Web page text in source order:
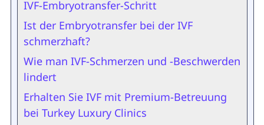
IVF-Embryotransfer-Schritt
Ist der Embryotransfer bei der IVF
schmerzhaft?
Wie man IVF-Schmerzen und -Beschwerden
lindert
Erhalten Sie IVF mit Premium-Betreuung
bei Turkey Luxury Clinics